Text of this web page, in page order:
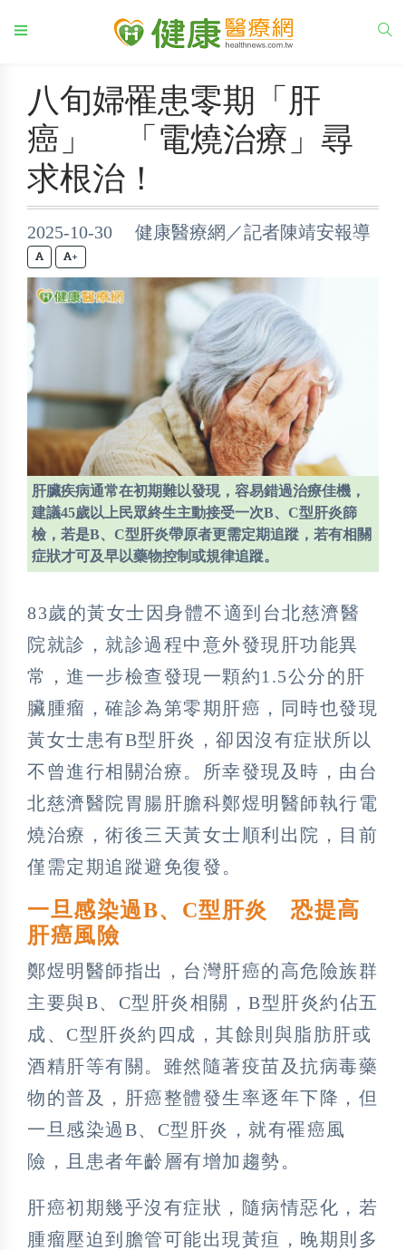
八旬婦罹患零期「肝
癌」 「電燒治療」尋
求根治！
2025-10-30 健康醫療網／記者陳靖安報導
+
肝臟疾病通常在初期難以發現，容易錯過治療佳機，
建議45歲以上民眾終生主動接受一次B、C型肝炎篩
檢，若是B、C型肝炎帶原者更需定期追蹤，若有相關
症狀才可及早以藥物控制或規律追蹤。
83歲的黃女士因身體不適到台北慈濟醫
院就診，就診過程中意外發現肝功能異
常，進一步檢查發現一顆約1.5公分的肝
臟腫瘤，確診為第零期肝癌，同時也發現
黃女士患有B型肝炎，卻因沒有症狀所以
不曾進行相關治療。所幸發現及時，由台
北慈濟醫院胃腸肝膽科鄭煜明醫師執行電
燒治療，術後三天黃女士順利出院，目前
僅需定期追蹤避免復發。
一旦感染過B、C型肝炎 恐提高
肝癌風險
鄭煜明醫師指出，台灣肝癌的高危險族群
主要與B、C型肝炎相關，B型肝炎約佔五
成、C型肝炎約四成，其餘則與脂肪肝或
酒精肝等有關。雖然隨著疫苗及抗病毒藥
物的普及，肝癌整體發生率逐年下降，但
一旦感染過B、C型肝炎，就有罹癌風
險，且患者年齡層有增加趨勢。
肝癌初期幾乎沒有症狀，隨病情惡化，若
腫瘤壓迫到膽管可能出現黃疸，晚期則多